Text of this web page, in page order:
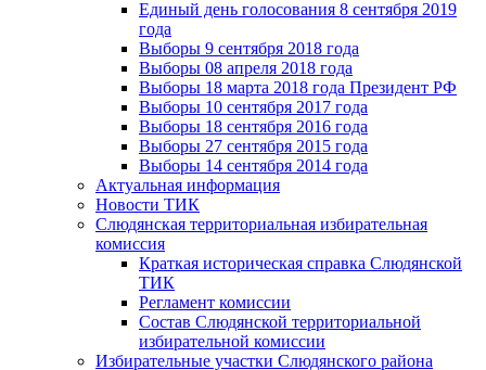
Единый день голосования 8 сентября 2019
года
Выборы 9 сентября 2018 года
Выборы 08 апреля 2018 года
Выборы 18 марта 2018 года Президент РФ
Выборы 10 сентября 2017 года
Выборы 18 сентября 2016 года
Выборы 27 сентября 2015 года
Выборы 14 сентября 2014 года
Актуальная информация
Новости ТИК
Слюдянская территориальная избирательная
комиссия
Краткая историческая справка Слюдянской
ТИК
Регламент комиссии
Состав Слюдянской территориальной
избирательной комиссии
Избирательные участки Слюдянского района